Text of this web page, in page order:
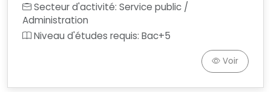
Secteur d'activité: Service public /
Administration
Niveau d'études requis: Bac+5
Voir